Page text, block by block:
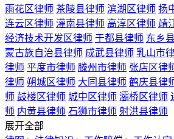
雨花区律师 茶陵县律师 滨湖区律师 扬
连云区律师 灌南县律师 高淳区律师 靖
经济技术开发区律师 于都县律师 东乡
蒙古族自治县律师 成武县律师 乳山市
律师 平度市律师 滕州市律师 张店区律
律师 朔城区律师 大同县律师 鹤庆县律
师 鼓楼区律师 城中区律师 灞桥区律师
师 内黄县律师 石狮市律师 射洪县律师
展开全部